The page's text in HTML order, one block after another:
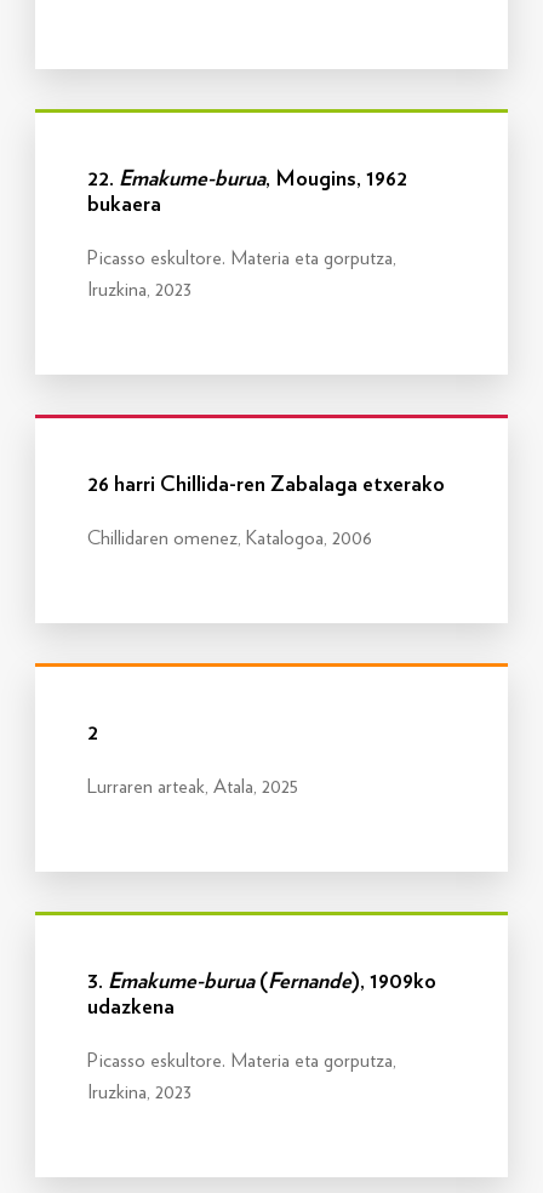
22. Emakume-burua, Mougins, 1962
bukaera
Picasso eskultore. Materia eta gorputza,
Iruzkina, 2023
26 harri Chillida-ren Zabalaga etxerako
Chillidaren omenez, Katalogoa, 2006
2
Lurraren arteak, Atala, 2025
3. Emakume-burua (Fernande), 1909ko
udazkena
Picasso eskultore. Materia eta gorputza,
Iruzkina, 2023